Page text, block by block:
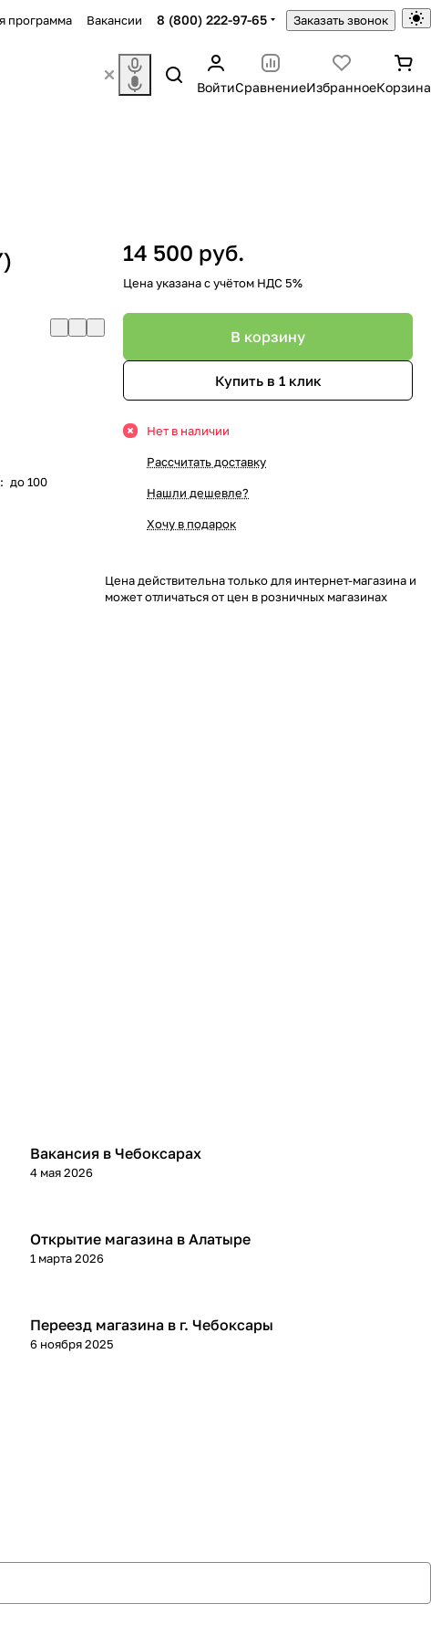
программа Вакансии 8 (800) 222-97-65 Заказать звонок
ВойтиСравнениеИзбранноеКорзина
: до 100
14 500 руб.
Цена указана с учётом НДС 5%
В корзину
Купить в 1 клик
Нет в наличии
Рассчитать доставку
Нашли дешевле?
Хочу в подарок
Цена действительна только для интернет-магазина и
может отличаться от цен в розничных магазинах
Вакансия в Чебоксарах
4 мая 2026
Открытие магазина в Алатыре
1 марта 2026
Переезд магазина в г. Чебоксары
6 ноября 2025